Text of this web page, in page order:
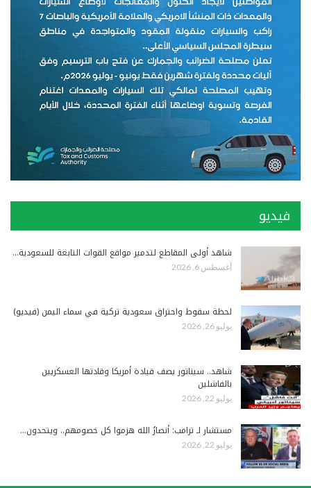
فيديو
شاهد أولى المقاطع لتدمير مواقع القوات التابعة للسعودية…
أغسطس 6, 2026
لحظة سقوط واحتراق سعودية تركية في سماء اليمن (فيديو)
يوليو 26, 2026
شاهد.. سيناتور يصف قيادة أمريكا وقادتها العسكريين
بالفاشلين
يوليو 22, 2026
مستشار لـ ترامب: أنصارُ الله هزموا كل خصومهم.. ويتحدون…
يوليو 22, 2026